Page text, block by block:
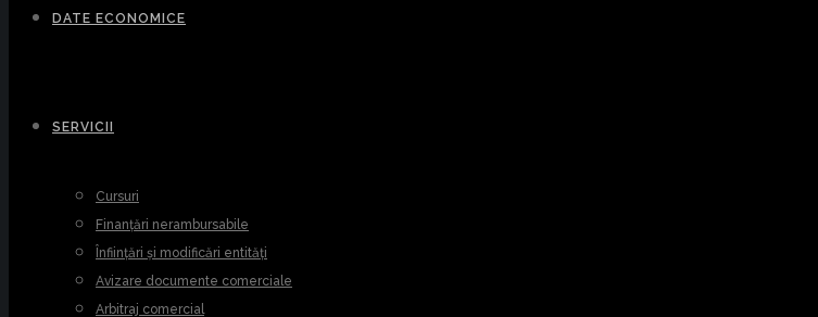
DATE ECONOMICE
SERVICII
Cursuri
Finanțări nerambursabile
Înființări și modificări entități
Avizare documente comerciale
Arbitraj comercial